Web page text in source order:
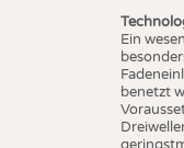
Ein
benetzt